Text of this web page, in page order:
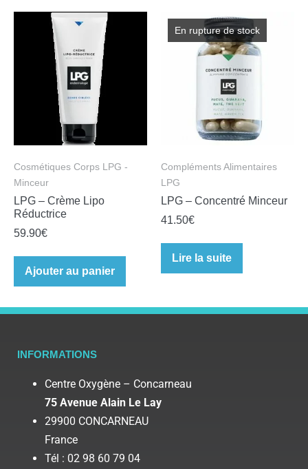
Cosmétiques Corps LPG -
Minceur
LPG – Crème Lipo
Réductrice
59.90€
Ajouter au panier
En rupture de stock
Compléments Alimentaires
LPG
LPG – Concentré Minceur
41.50€
Lire la suite
INFORMATIONS
Centre Oxygène – Concarneau
75 Avenue Alain Le Lay
29900 CONCARNEAU
France
Tél : 02 98 60 79 04